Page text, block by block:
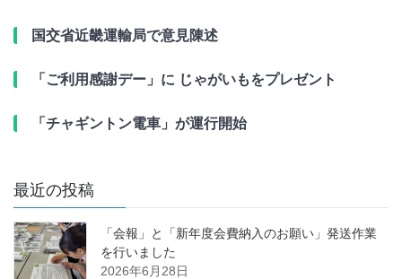
国交省近畿運輸局で意見陳述
「ご利用感謝デー」に じゃがいもをプレゼント
「チャギントン電車」が運行開始
最近の投稿
「会報」と「新年度会費納入のお願い」発送作業
を行いました
2026年6月28日